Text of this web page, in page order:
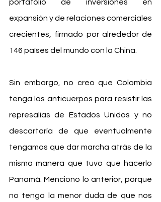
portafolio de inversiones en
expansión y de relaciones comerciales
crecientes, firmado por alrededor de
146 países del mundo con la China.
Sin embargo, no creo que Colombia
tenga los anticuerpos para resistir las
represalias de Estados Unidos y no
descartaría de que eventualmente
tengamos que dar marcha atrás de la
misma manera que tuvo que hacerlo
Panamá. Menciono lo anterior, porque
no tengo la menor duda de que nos